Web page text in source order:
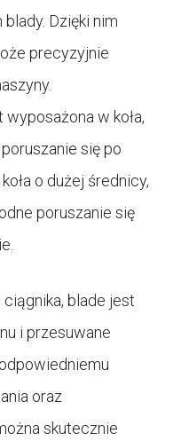
Dzięki nim
precyzyjnie
w koła,
się po
o dużej średnicy,
poruszanie się
blade jest
i przesuwane
oraz
skutecznie